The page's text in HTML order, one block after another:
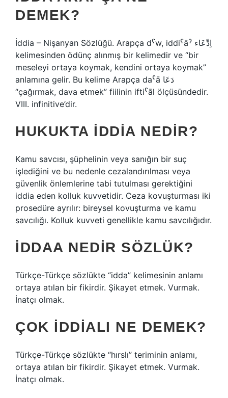
DEMEK?
İddia – Nişanyan Sözlüğü. Arapça dˁw, iddiˁāˀ اِدِّعَاء
kelimesinden ödünç alınmış bir kelimedir ve “bir
meseleyi ortaya koymak, kendini ortaya koymak”
anlamına gelir. Bu kelime Arapça daˁā دَعَا
“çağırmak, dava etmek” fiilinin iftiˁāl ölçüsündedir.
VIII. infinitive’dir.
HUKUKTA IDDIA NEDIR?
Kamu savcısı, şüphelinin veya sanığın bir suç
işlediğini ve bu nedenle cezalandırılması veya
güvenlik önlemlerine tabi tutulması gerektiğini
iddia eden kolluk kuvvetidir. Ceza kovuşturması iki
prosedüre ayrılır: bireysel kovuşturma ve kamu
savcılığı. Kolluk kuvveti genellikle kamu savcılığıdır.
İDDAA NEDIR SÖZLÜK?
Türkçe-Türkçe sözlükte “idda” kelimesinin anlamı
ortaya atılan bir fikirdir. Şikayet etmek. Vurmak.
İnatçı olmak.
ÇOK IDDIALI NE DEMEK?
Türkçe-Türkçe sözlükte “hırslı” teriminin anlamı,
ortaya atılan bir fikirdir. Şikayet etmek. Vurmak.
İnatçı olmak.